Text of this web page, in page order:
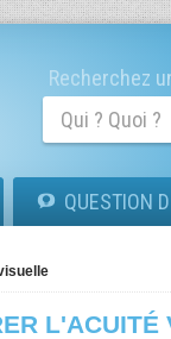
Recherchez
QUESTION
L'ACUITÉ